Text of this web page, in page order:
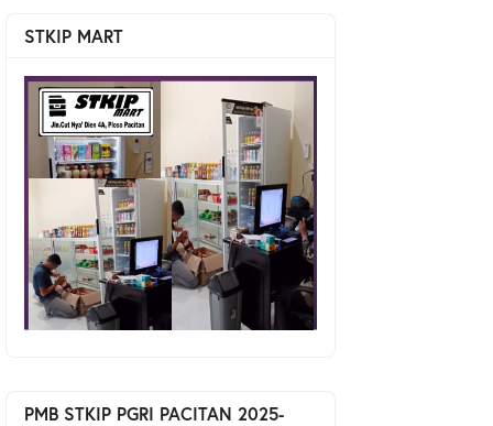
STKIP MART
PMB STKIP PGRI PACITAN 2025-